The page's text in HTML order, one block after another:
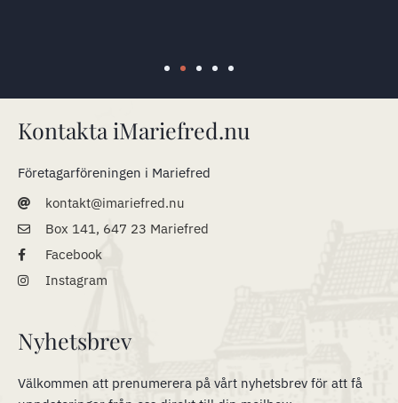
Kontakta iMariefred.nu
Företagarföreningen i Mariefred
kontakt@imariefred.nu
Box 141, 647 23 Mariefred
Facebook
Instagram
Nyhetsbrev
Välkommen att prenumerera på vårt nyhetsbrev för att få